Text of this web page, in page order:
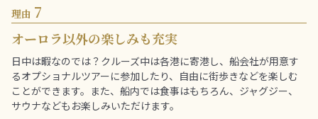
理由 7
オーロラ以外の楽しみも充実
日中は暇なのでは？クルーズ中は各港に寄港し、船会社が用意す
るオプショナルツアーに参加したり、自由に街歩きなどを楽しむ
ことができます。また、船内では食事はもちろん、ジャグジー、
サウナなどもお楽しみいただけます。